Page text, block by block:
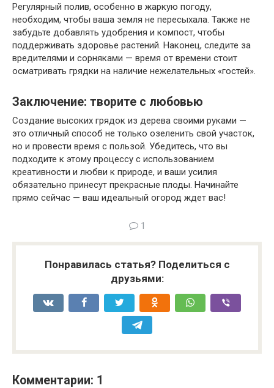
Регулярный полив, особенно в жаркую погоду,
необходим, чтобы ваша земля не пересыхала. Также не
забудьте добавлять удобрения и компост, чтобы
поддерживать здоровье растений. Наконец, следите за
вредителями и сорняками — время от времени стоит
осматривать грядки на наличие нежелательных «гостей».
Заключение: творите с любовью
Создание высоких грядок из дерева своими руками —
это отличный способ не только озеленить свой участок,
но и провести время с пользой. Убедитесь, что вы
подходите к этому процессу с использованием
креативности и любви к природе, и ваши усилия
обязательно принесут прекрасные плоды. Начинайте
прямо сейчас — ваш идеальный огород ждет вас!
1
Понравилась статья? Поделиться с
друзьями:
Комментарии: 1